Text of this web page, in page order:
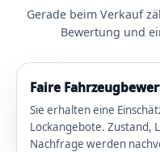
Gerade beim Verkauf
Bewertung und
Faire
Sie erhalten eine
Lockangebote. Zustand,
Nachfrage werden